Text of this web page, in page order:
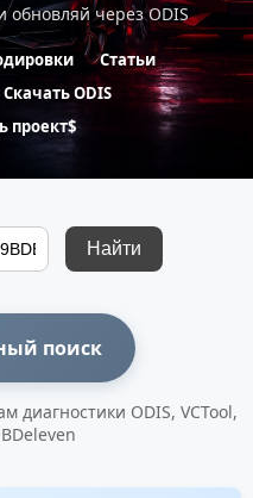
обновляй через ODIS
Статьи
Скачать ODIS
проект$
Найти
поиск
диагностики ODIS, VCTool,